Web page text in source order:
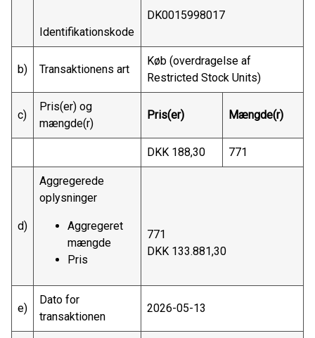
Identifikationskode
DK0015998017
b) Transaktionens art
Køb (overdragelse af
Restricted Stock Units)
c)
Pris(er) og
mængde(r)
Pris(er) Mængde(r)
DKK 188,30 771
d)
Aggregerede
oplysninger
Aggregeret
mængde
Pris
771
DKK 133.881,30
e)
Dato for
transaktionen
2026-05-13